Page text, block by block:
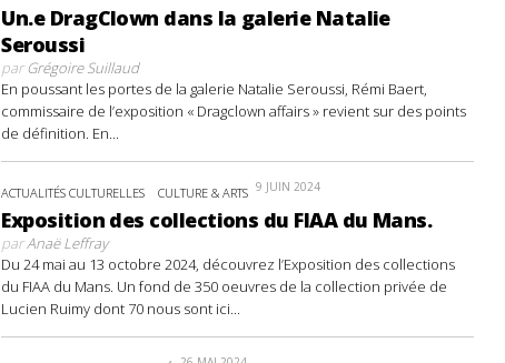
Un.e DragClown dans la galerie Natalie
Seroussi
parGrégoire Suillaud
En poussant les portes de la galerie Natalie Seroussi, Rémi Baert,
commissaire de l’exposition « Dragclown affairs » revient sur des points
de définition. En...
ACTUALITÉS CULTURELLES CULTURE & ARTS 9 JUIN 2024
Exposition des collections du FIAA du Mans.
parAnaë Leffray
Du 24 mai au 13 octobre 2024, découvrez l’Exposition des collections
du FIAA du Mans. Un fond de 350 oeuvres de la collection privée de
Lucien Ruimy dont 70 nous sont ici...